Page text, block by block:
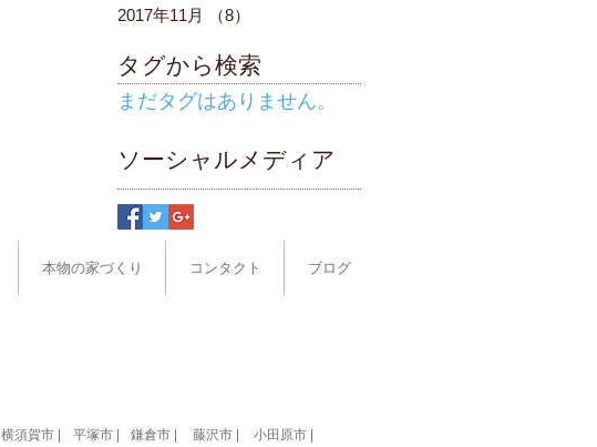
2017年11月
（8）
タグから検索
まだタグはありません。
ソーシャルメディア
本物の家づくり コンタクト ブログ
横須賀市 | 平塚市 | 鎌倉市 | 藤沢市 |
小田原市 |